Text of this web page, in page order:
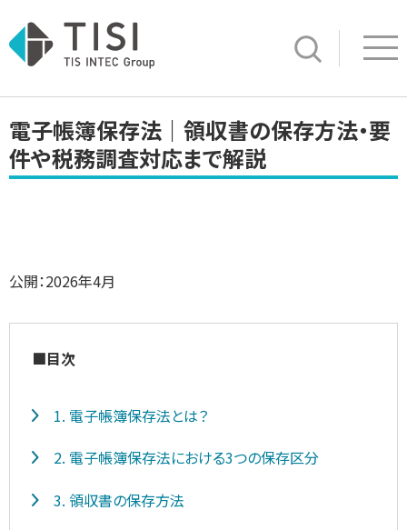
サイト内検索
電子帳簿保存法｜領収書の保存方法・要
件や税務調査対応まで解説
公開：2026年4月
■目次
1. 電子帳簿保存法とは？
2. 電子帳簿保存法における3つの保存区分
3. 領収書の保存方法